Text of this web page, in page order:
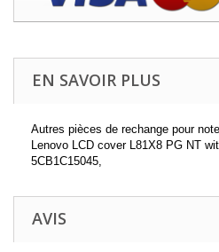
EN SAVOIR PLUS
Autres pièces de rechange pour
Lenovo LCD cover L81X8 PG NT
5CB1C15045,
AVIS